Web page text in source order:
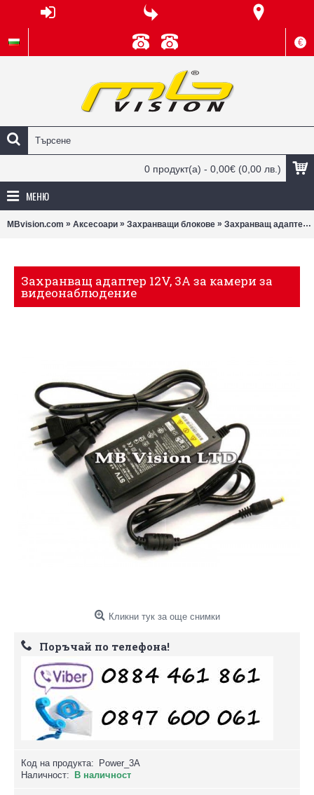
€
0 продукт(а) - 0,00€ (0,00 лв.)
МЕНЮ
MBvision.com » Аксесоари » Захранващи блокове » Захранващ адаптер 12V, 3A за камери за видеонаблюдение
Захранващ адаптер 12V, 3A за камери за
видеонаблюдение
Кликни тук за още снимки
Поръчай по телефона!
Код на продукта:
Power_3A
Наличност:
В наличност